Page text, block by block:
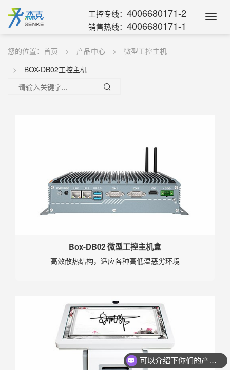
工控专线： 4006680171-2
销售热线： 4006680171-1
您的位置： 首页 产品中心
微型工控主机
BOX-DB02工控主机
Box-DB02 微型工控主机盒
高效散热结构，适应各种高低温恶劣环境
可以介绍下你们的产品么